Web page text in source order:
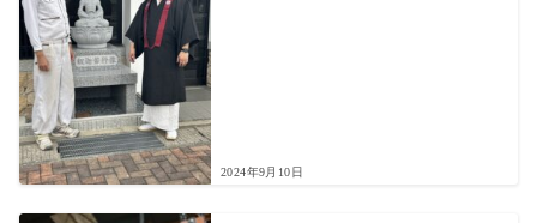
2024年9月10日